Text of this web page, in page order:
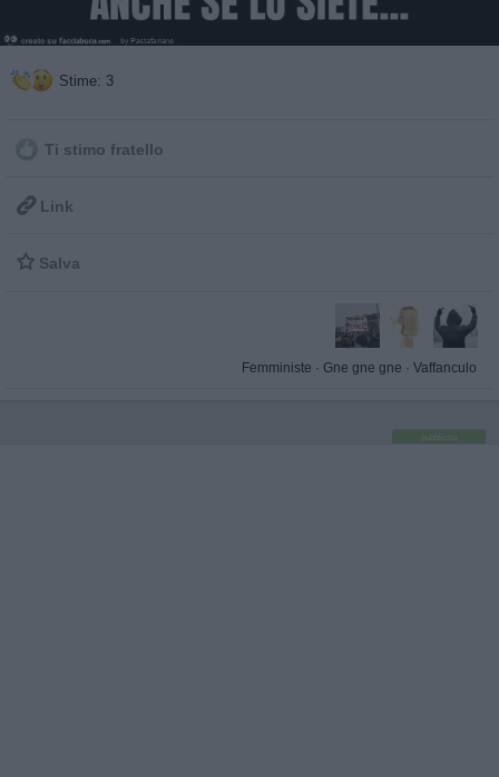
Stime: 3
Ti stimo fratello
 Link
 Salva
Femministe · Gne gne gne · Vaffanculo
pubblicità